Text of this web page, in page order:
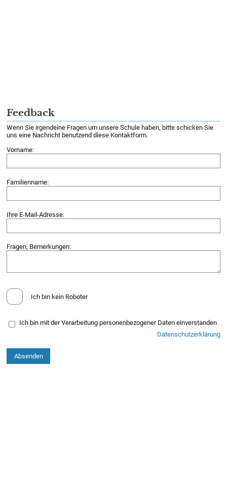
Feedback
Wenn Sie irgendeine Fragen um unsere Schule haben, bitte schicken Sie
uns eine Nachricht benutzend diese Kontaktform.
Vorname:
Familienname:
Ihre E-Mail-Adresse:
Fragen, Bemerkungen:
Ich bin kein Roboter
Ich bin mit der Verarbeitung personenbezogener Daten einverstanden
Datenschutzerklärung